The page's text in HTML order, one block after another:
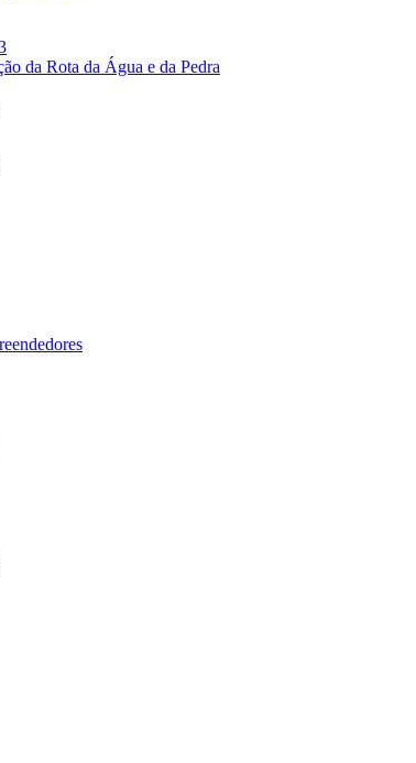
da Rota da Água e da Pedra